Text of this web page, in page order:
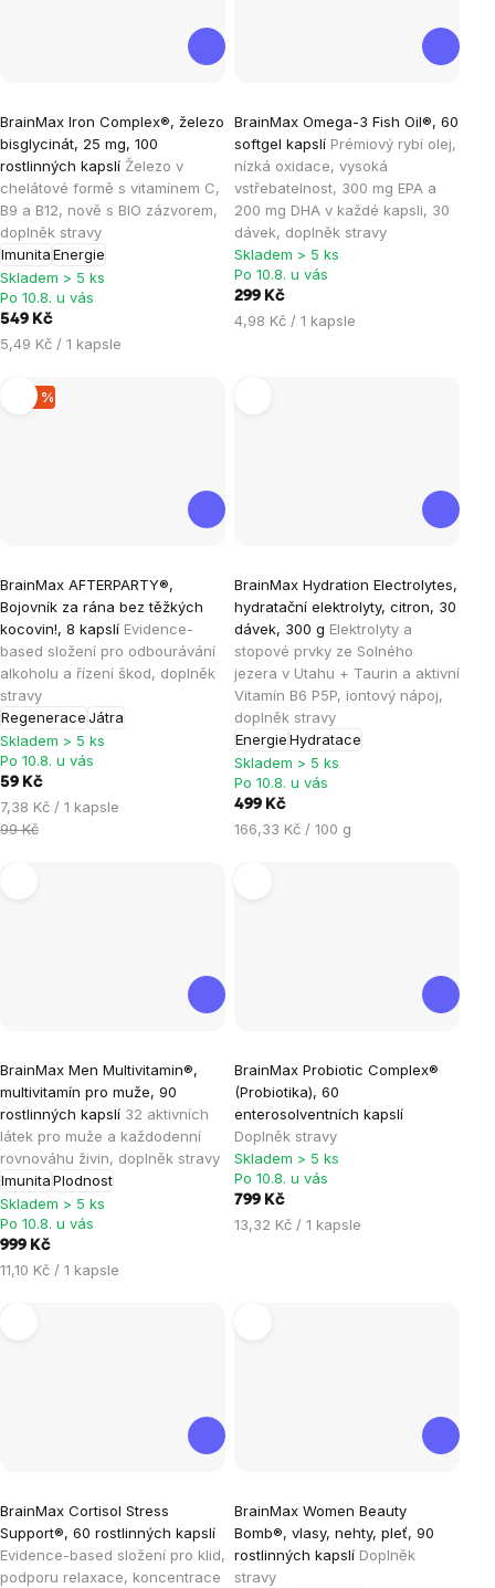
BrainMax Iron Complex®, železo
bisglycinát, 25 mg, 100
rostlinných kapslí Železo v
chelátové formě s vitamínem C,
B9 a B12, nově s BIO zázvorem,
doplněk stravy
ImunitaEnergie
hodnocení
produktu
je
4,8
z
5
hvězdiček.
Skladem > 5 ks
Po 10.8. u vás
549 Kč
Měrná
5,49 Kč / 1 kapsle
BrainMax Omega-3 Fish Oil®, 60
softgel kapslí Prémiový rybí olej,
nízká oxidace, vysoká
vstřebatelnost, 300 mg EPA a
200 mg DHA v každé kapsli, 30
dávek, doplněk stravy
hodnocení
produktu
je
4,4
z
5
hvězdiček.
Skladem > 5 ks
Po 10.8. u vás
299 Kč
Měrná
4,98 Kč / 1 kapsle
–40 %
BrainMax AFTERPARTY®,
Bojovník za rána bez těžkých
kocovin!, 8 kapslí Evidence-
based složení pro odbourávání
alkoholu a řízení škod, doplněk
stravy
RegeneraceJátra
Skladem > 5 ks
Po 10.8. u vás
59 Kč
Měrná
cena:
7,38 Kč / 1 kapsle
99 Kč
BrainMax Hydration Electrolytes,
hydratační elektrolyty, citron, 30
dávek, 300 g Elektrolyty a
stopové prvky ze Solného
jezera v Utahu + Taurin a aktivní
Vitamín B6 P5P, iontový nápoj,
doplněk stravy
EnergieHydratace
hodnocení
produktu
je
4,8
z
5
hvězdiček.
Skladem > 5 ks
Po 10.8. u vás
499 Kč
Měrná
166,33 Kč / 100 g
BrainMax Men Multivitamin®,
multivitamín pro muže, 90
rostlinných kapslí 32 aktivních
látek pro muže a každodenní
rovnováhu živin, doplněk stravy
ImunitaPlodnost
hodnocení
produktu
je
4,8
z
5
hvězdiček.
Skladem > 5 ks
Po 10.8. u vás
999 Kč
Měrná
11,10 Kč / 1 kapsle
BrainMax Probiotic Complex®
(Probiotika), 60
enterosolventních kapslí
Doplněk stravy
hodnocení
produktu
je
4,8
z
Skladem > 5 ks
Po 10.8. u vás
799 Kč
Měrná
13,32 Kč / 1 kapsle
BrainMax Cortisol Stress
Support®, 60 rostlinných kapslí
Evidence-based složení pro klid,
podporu relaxace, koncentrace
hodnocení
produktu
je
BrainMax Women Beauty
Bomb®, vlasy, nehty, pleť, 90
rostlinných kapslí Doplněk
stravy
hodnocení
produktu
je